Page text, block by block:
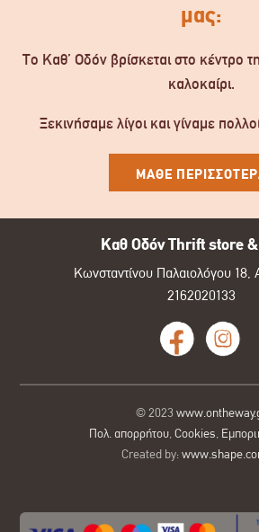
μας:
Το Καθ’ Οδόν βρίσκεται στο κέντρο
καλοκαίρι.
Ξεκινήσαμε λίγοι και γίναμε
ΜΑΘΕ
Καθ Οδόν Thrift store
Κωνσταντίνου Παλαιολόγου 18,
2162020133
© 2023
Πολ. απορρήτου,Cookies,
Created by: